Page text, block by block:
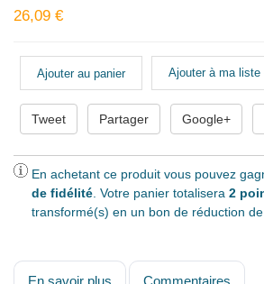
26,09 €
Ajouter à ma liste
Tweet Partager Google+
En achetant ce produit vous pouvez
de fidélité . Votre panier totalisera 2
transformé(s) en un bon de réduction de
En savoir plus Commentaires